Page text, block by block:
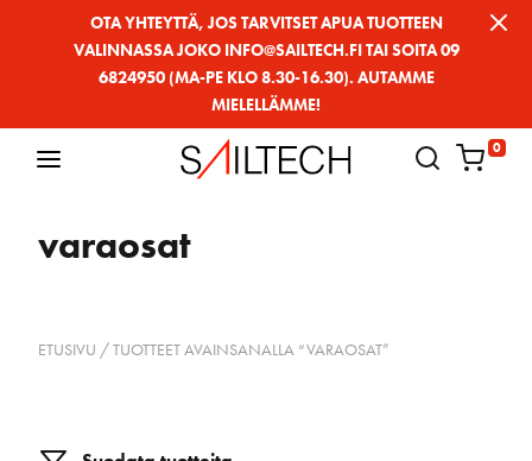
OTA YHTEYTTÄ, JOS TARVITSET APUA TUOTTEEN
VALINNASSA JOKO INFO@SAILTECH.FI TAI SOITA 09
6824950 (MA-PE KLO 8.30-16.30). AUTAMME
MIELELLÄMME!
0
varaosat
ETUSIVU / TUOTTEET AVAINSANALLA “VARAOSAT”